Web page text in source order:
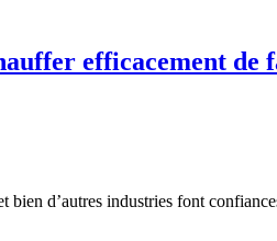
efficacement de
d’autres industries font